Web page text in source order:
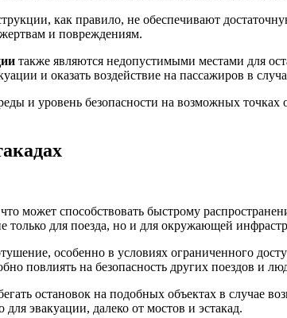
как правило, не обеспечивают
и повреждениям.
также являются недопустимыми местами для
и оказать воздействие на пассажиров в
и уровень безопасности на возможных
может способствовать быстрому
только для поезда, но и для окружающей
особенно в условиях ограниченного
повлиять на безопасность других поездов и
остановок на подобных объектах в случае
эвакуации, далеко от мостов и эстакад.